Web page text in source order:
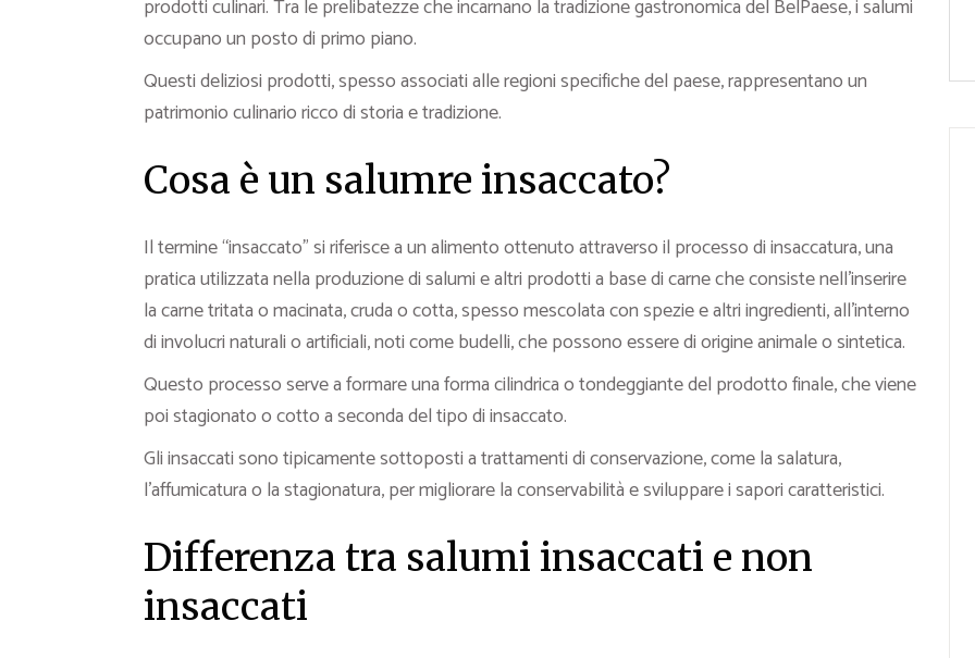
prodotti culinari. Tra le prelibatezze che incarnano la tradizione gastronomica del BelPaese, i salumi
occupano un posto di primo piano.
Questi deliziosi prodotti, spesso associati alle regioni specifiche del paese, rappresentano un
patrimonio culinario ricco di storia e tradizione.
Cosa è un salumre insaccato?
Il termine “insaccato” si riferisce a un alimento ottenuto attraverso il processo di insaccatura, una
pratica utilizzata nella produzione di salumi e altri prodotti a base di carne che consiste nell’inserire
la carne tritata o macinata, cruda o cotta, spesso mescolata con spezie e altri ingredienti, all’interno
di involucri naturali o artificiali, noti come budelli, che possono essere di origine animale o sintetica.
Questo processo serve a formare una forma cilindrica o tondeggiante del prodotto finale, che viene
poi stagionato o cotto a seconda del tipo di insaccato.
Gli insaccati sono tipicamente sottoposti a trattamenti di conservazione, come la salatura,
l’affumicatura o la stagionatura, per migliorare la conservabilità e sviluppare i sapori caratteristici.
Differenza tra salumi insaccati e non
insaccati